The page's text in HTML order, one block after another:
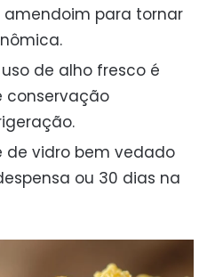
para tornar
de alho fresco é
conservação
de vidro bem vedado
ou 30 dias na